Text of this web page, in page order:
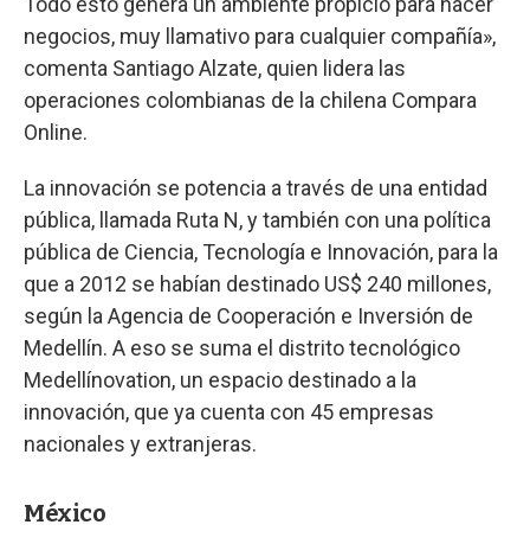
negocios, muy llamativo para cualquier compañía»,
comenta Santiago Alzate, quien lidera las
operaciones colombianas de la chilena Compara
Online.
La innovación se potencia a través de una entidad
pública, llamada Ruta N, y también con una política
pública de Ciencia, Tecnología e Innovación, para la
que a 2012 se habían destinado US$ 240 millones,
según la Agencia de Cooperación e Inversión de
Medellín. A eso se suma el distrito tecnológico
Medellínovation, un espacio destinado a la
innovación, que ya cuenta con 45 empresas
nacionales y extranjeras.
México